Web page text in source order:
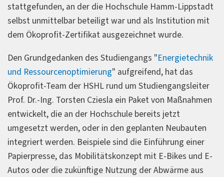
stattgefunden, an der die Hochschule Hamm-Lippstadt
selbst unmittelbar beteiligt war und als Institution mit
dem Ökoprofit-Zertifikat ausgezeichnet wurde.
Den Grundgedanken des Studiengangs "Energietechnik
und Ressourcenoptimierung" aufgreifend, hat das
Ökoprofit-Team der HSHL rund um Studiengangsleiter
Prof. Dr.-Ing. Torsten Cziesla ein Paket von Maßnahmen
entwickelt, die an der Hochschule bereits jetzt
umgesetzt werden, oder in den geplanten Neubauten
integriert werden. Beispiele sind die Einführung einer
Papierpresse, das Mobilitätskonzept mit E-Bikes und E-
Autos oder die zukünftige Nutzung der Abwärme aus